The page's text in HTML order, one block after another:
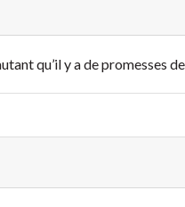
qu’il y a de promesses